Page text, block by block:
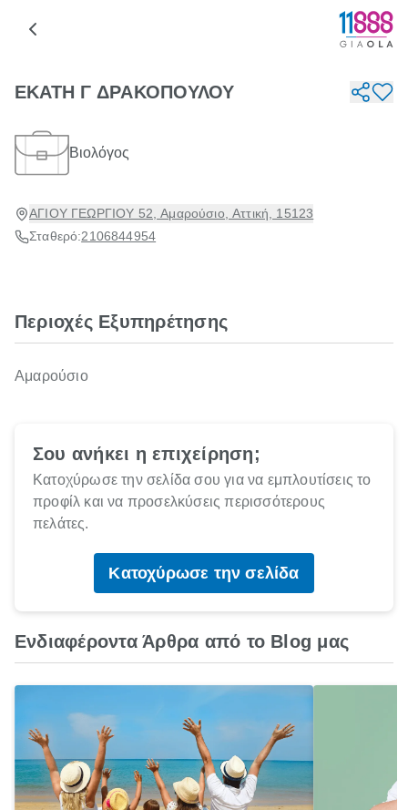
ΕΚΑΤΗ Γ ΔΡΑΚΟΠΟΥΛΟΥ
Βιολόγος
ΑΓΙΟΥ ΓΕΩΡΓΙΟΥ 52, Αμαρούσιο, Αττική, 15123
Σταθερό:2106844954
Περιοχές Εξυπηρέτησης
Αμαρούσιο
Σου ανήκει η επιχείρηση;
Κατοχύρωσε την σελίδα σου για να εμπλουτίσεις το
προφίλ και να προσελκύσεις περισσότερους
πελάτες.
Κατοχύρωσε την σελίδα
Ενδιαφέροντα Άρθρα από το Blog μας